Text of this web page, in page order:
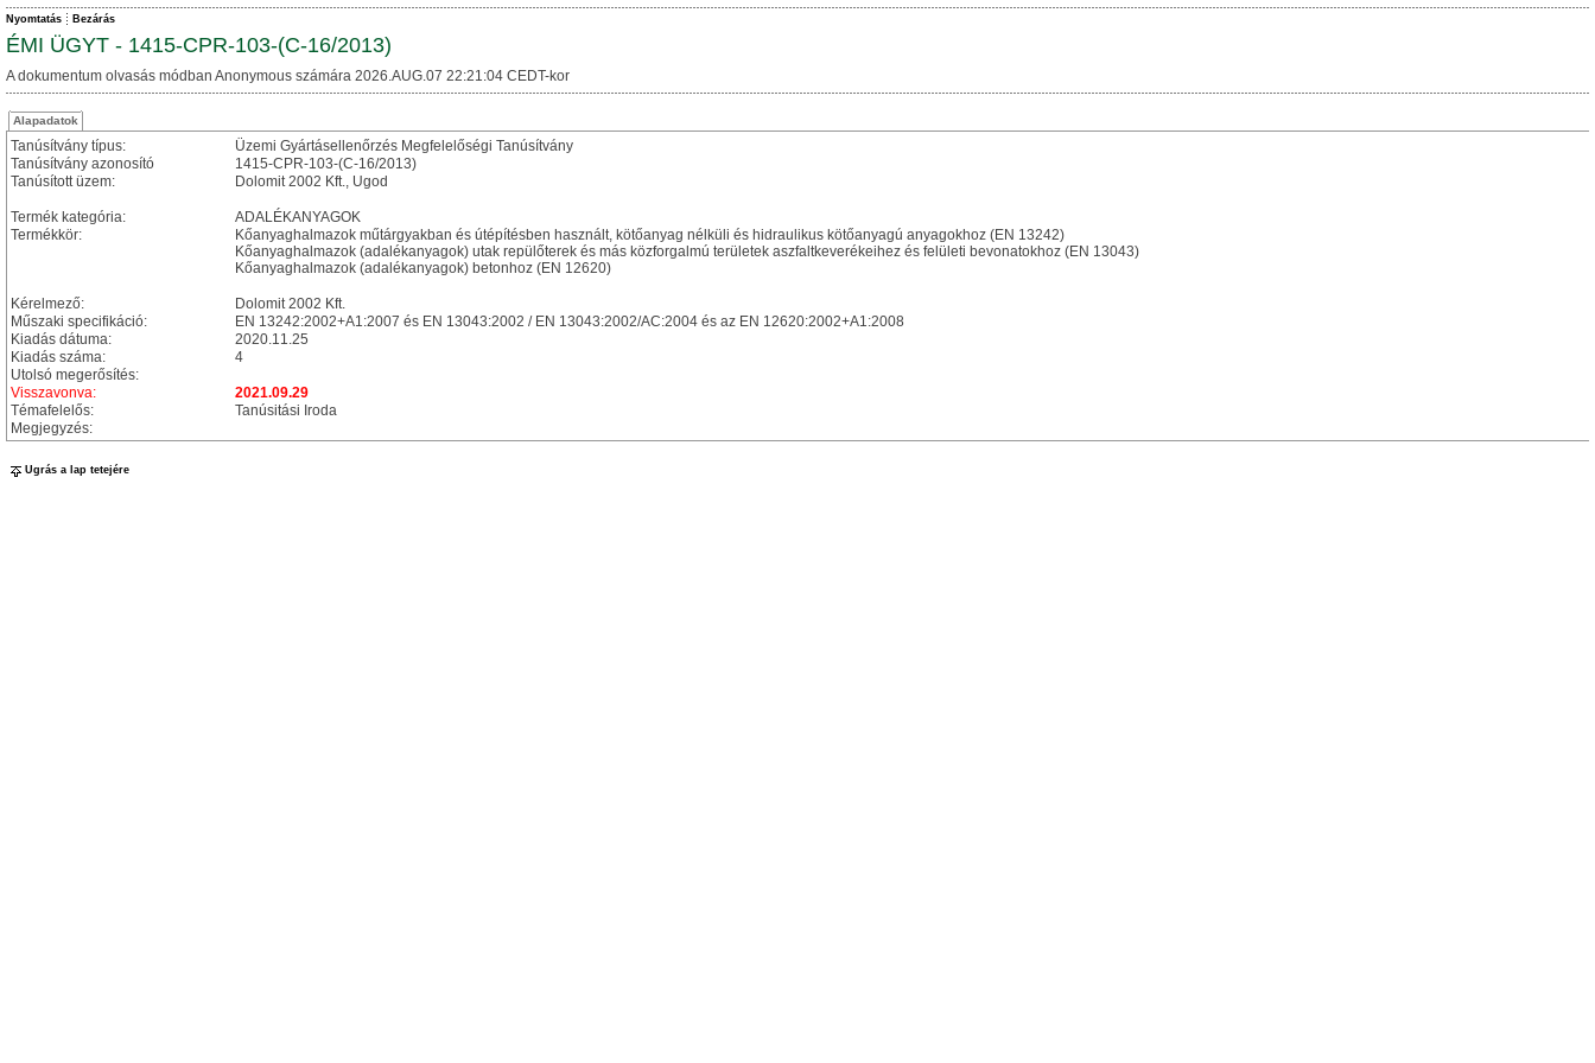
Nyomtatás Bezárás
ÉMI ÜGYT - 1415-CPR-103-(C-16/2013)
A dokumentum olvasás módban Anonymous számára 2026.AUG.07 22:21:04 CEDT-kor
Alapadatok
Tanúsítvány típus:
Üzemi Gyártásellenőrzés Megfelelőségi Tanúsítvány
Tanúsítvány azonosító
1415-CPR-103-(C-16/2013)
Tanúsított üzem:
Dolomit 2002 Kft., Ugod
Termék kategória:
ADALÉKANYAGOK
Termékkör:
Kőanyaghalmazok műtárgyakban és útépítésben használt, kötőanyag nélküli és hidraulikus kötőanyagú anyagokhoz (EN 13242)
Kőanyaghalmazok (adalékanyagok) utak repülőterek és más közforgalmú területek aszfaltkeverékeihez és felületi bevonatokhoz (EN 13043)
Kőanyaghalmazok (adalékanyagok) betonhoz (EN 12620)
Kérelmező:
Dolomit 2002 Kft.
Műszaki specifikáció:
EN 13242:2002+A1:2007 és EN 13043:2002 / EN 13043:2002/AC:2004 és az EN 12620:2002+A1:2008
Kiadás dátuma:
2020.11.25
Kiadás száma:
4
Utolsó megerősítés:
Visszavonva:
2021.09.29
Témafelelős:
Tanúsitási Iroda
Megjegyzés:
Ugrás a lap tetejére